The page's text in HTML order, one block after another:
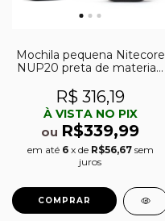
Mochila pequena Nitecore
NUP20 preta de materiais
R$ 316,19
À VISTA NO PIX
ou R$339,99
em até 6 x de R$56,67 sem
juros